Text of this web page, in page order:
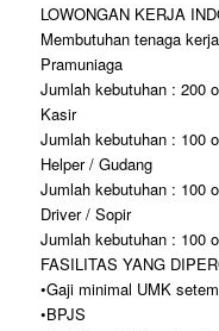
LOWONGAN KERJA
Membutuhan tenaga
Pramuniaga
Jumlah kebutuhan : 200
Kasir
Jumlah kebutuhan : 100
Helper / Gudang
Jumlah kebutuhan : 100
Driver / Sopir
Jumlah kebutuhan : 100
FASILITAS YANG
•Gaji minimal UMK
•BPJS